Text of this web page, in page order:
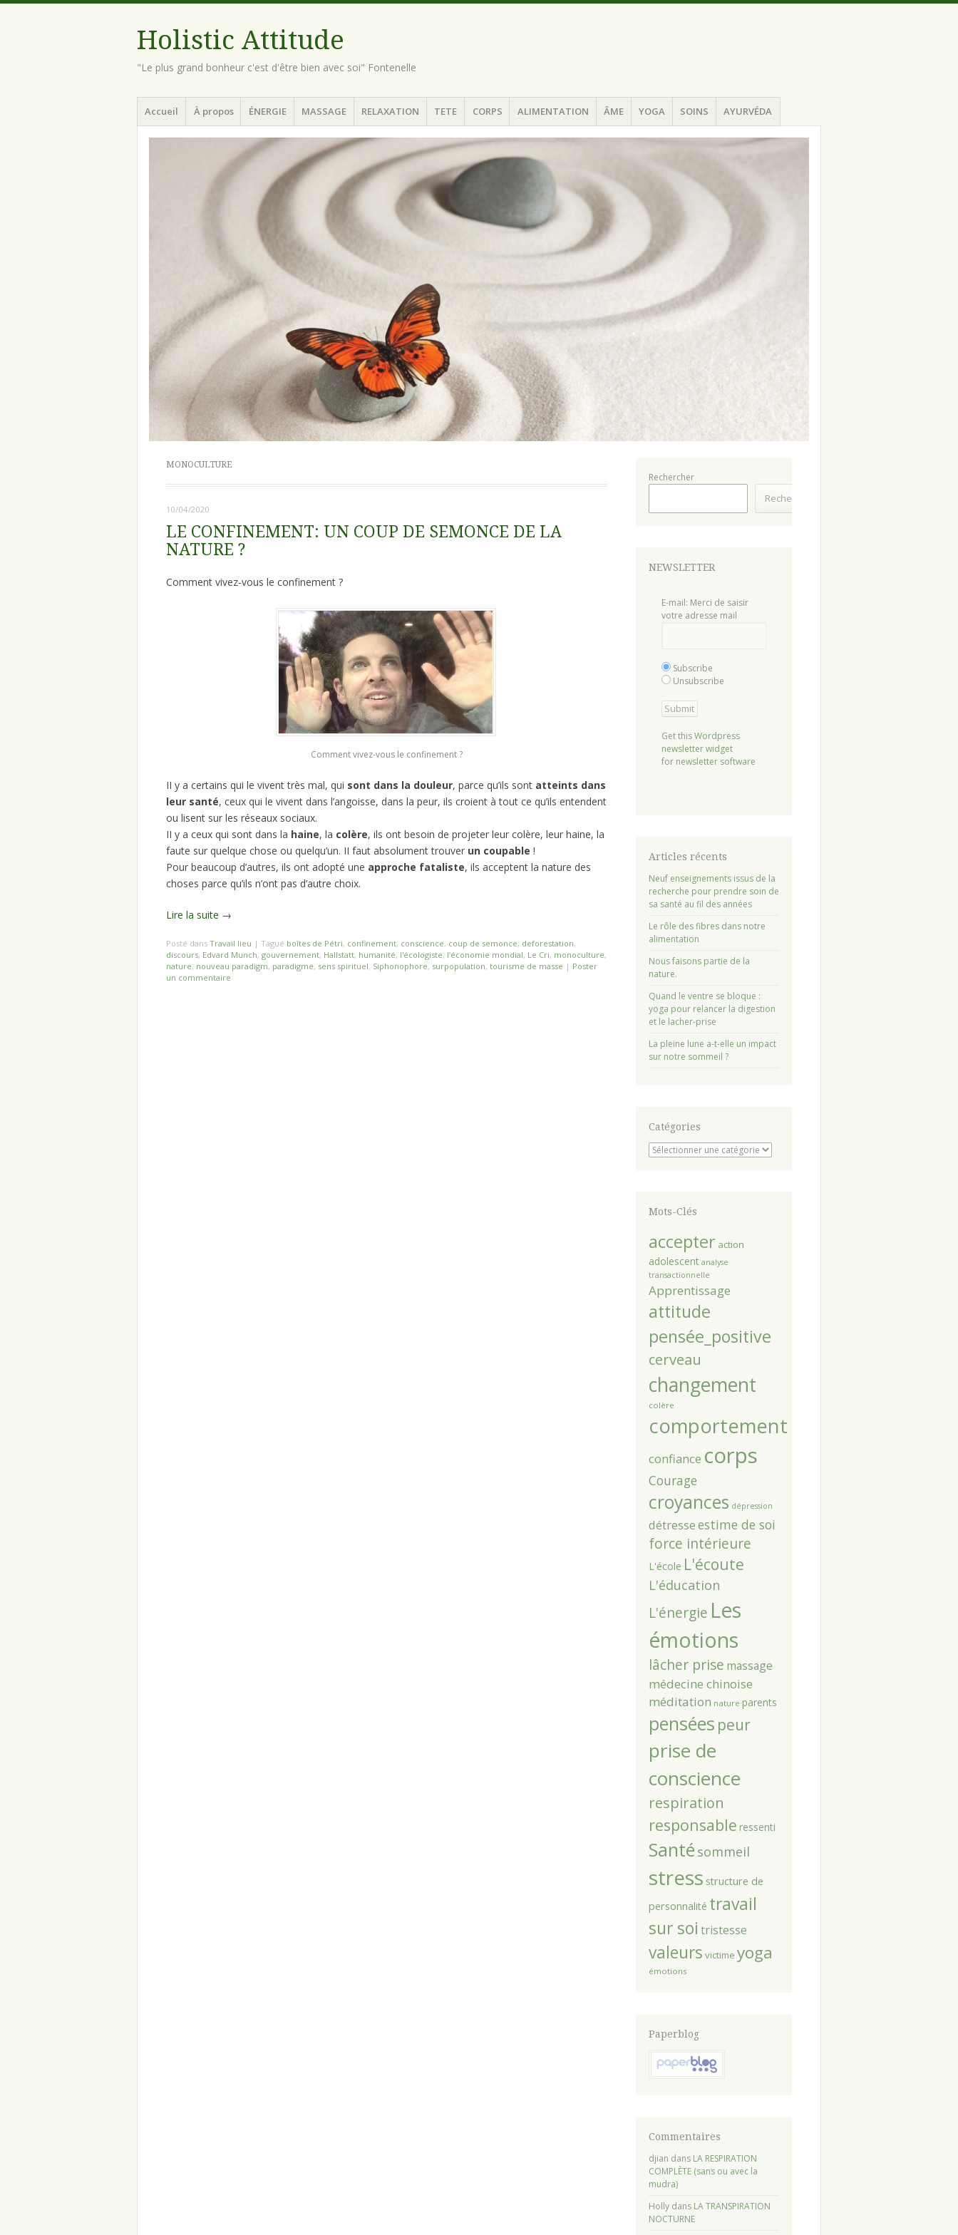
Holistic Attitude
"Le plus grand bonheur c'est d'être bien avec soi" Fontenelle
Menu
Aller
au
contenu
Accueil À propos ÉNERGIE MASSAGE RELAXATION TETE CORPS ALIMENTATION ÂME YOGA SOINS AYURVÉDA
MONOCULTURE
10/04/2020
LE CONFINEMENT: UN COUP DE SEMONCE DE LA
NATURE ?
Comment vivez-vous le confinement ?
Comment vivez-vous le confinement ?
II y a certains qui le vivent très mal, qui sont dans la douleur, parce qu’ils sont atteints dans
leur santé, ceux qui le vivent dans l’angoisse, dans la peur, ils croient à tout ce qu’ils entendent
ou lisent sur les réseaux sociaux.
II y a ceux qui sont dans la haine, la colère, ils ont besoin de projeter leur colère, leur haine, la
faute sur quelque chose ou quelqu’un. II faut absolument trouver un coupable !
Pour beaucoup d’autres, ils ont adopté une approche fataliste, ils acceptent la nature des
choses parce qu’ils n’ont pas d’autre choix.
Lire la suite →
Posté dans Travail lieu | Tagué boîtes de Pétri, confinement, conscience, coup de semonce, deforestation,
discours, Edvard Munch, gouvernement, Hallstatt, humanité, l'écologiste, l’économie mondial, Le Cri, monoculture,
nature, nouveau paradigm, paradigme, sens spirituel, Siphonophore, surpopulation, tourisme de masse | Poster
un commentaire
Rechercher
Rechercher
NEWSLETTER
E-mail: Merci de saisir
votre adresse mail
Subscribe
Unsubscribe
Get thisWordpress
newsletter widget
for newsletter software
Articles récents
Neuf enseignements issus de la
recherche pour prendre soin de
sa santé au fil des années
Le rôle des fibres dans notre
alimentation
Nous faisons partie de la
nature.
Quand le ventre se bloque :
yoga pour relancer la digestion
et le lacher-prise
La pleine lune a-t-elle un impact
sur notre sommeil ?
Catégories
Catégories
Mots-Clés
accepter action
adolescent analyse
transactionnelle
Apprentissage
attitude
pensée_positive
cerveau
changement
colère
comportement
confiance corps
Courage
croyances dépression
détresseestime de soi
force intérieure
L'école L'écoute
L'éducation
L'énergie Les
émotions
lâcher prise massage
médecine chinoise
méditation nature parents
pensées peur
prise de
conscience
respiration
responsable ressenti
Santé sommeil
stress structure de
personnalité travail
sur soi tristesse
valeurs victime yoga
émotions
Paperblog
Commentaires
djian dans LA RESPIRATION
COMPLÈTE (sans ou avec la
mudra)
Hollydans LA TRANSPIRATION
NOCTURNE